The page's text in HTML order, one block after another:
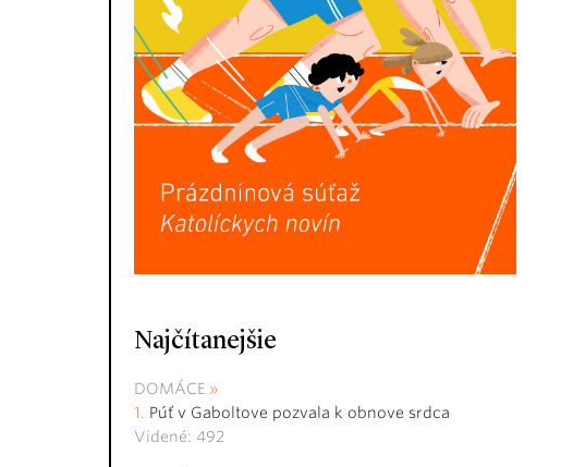
Najčítanejšie
DOMÁCE
Púť v Gaboltove pozvala k obnove srdca
Videné: 492